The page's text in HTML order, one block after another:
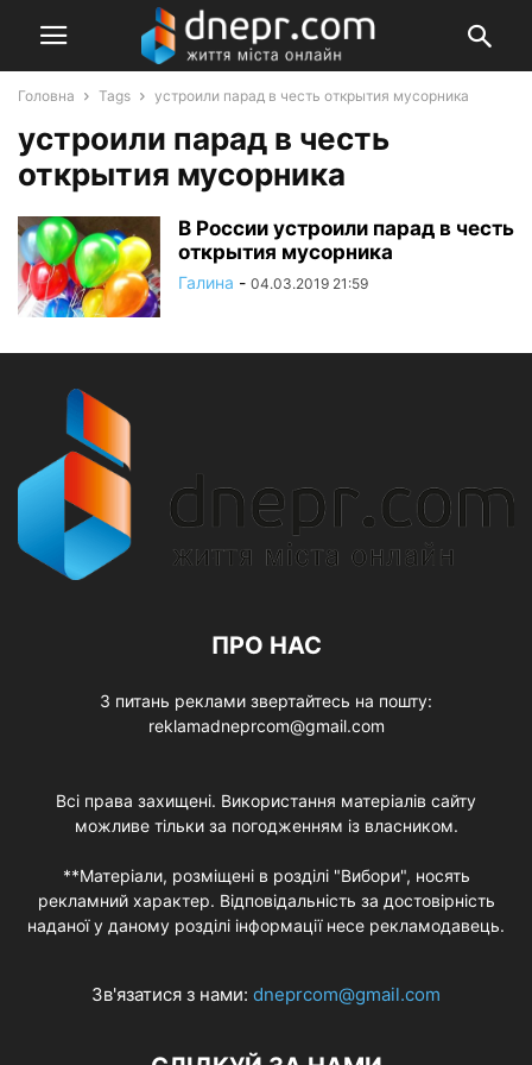
Головна Tags устроили парад в честь открытия мусорника
устроили парад в честь
открытия мусорника
В России устроили парад в честь
открытия мусорника
Галина - 04.03.2019 21:59
ПРО НАС
З питань реклами звертайтесь на пошту:
reklamadneprcom@gmail.com
Всі права захищені. Використання матеріалів сайту
можливе тільки за погодженням із власником.
**Матеріали, розміщені в розділі "Вибори", носять
рекламний характер. Відповідальність за достовірність
наданої у даному розділі інформації несе рекламодавець.
Зв'язатися з нами: dneprcom@gmail.com